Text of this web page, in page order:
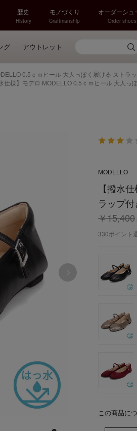
歴史
History
モノづくり
Craftmanship
オーダーシュ
Order shoes
グ アウトレット
0.5ｃｍヒール 大人っぽく履ける ストラ
仕様】モデロ MODELLO 0.5ｃｍヒール 大人
【撥水
ラップ
￥15,400
MODELLO
330ポイント
この商品に